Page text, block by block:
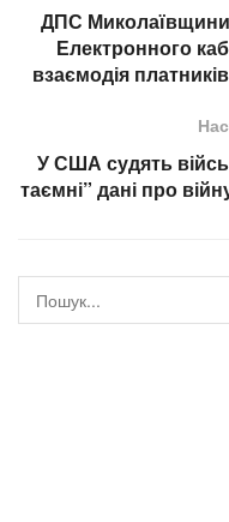
ДПС
Електронного
взаємодія
У США судять
таємні” дані про